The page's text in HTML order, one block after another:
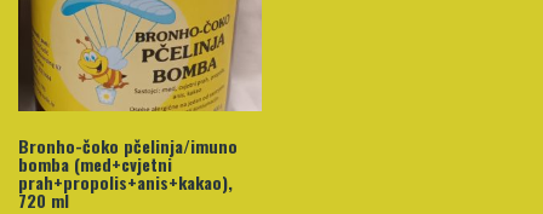
Bronho-čoko pčelinja/imuno
bomba (med+cvjetni
prah+propolis+anis+kakao),
720 ml